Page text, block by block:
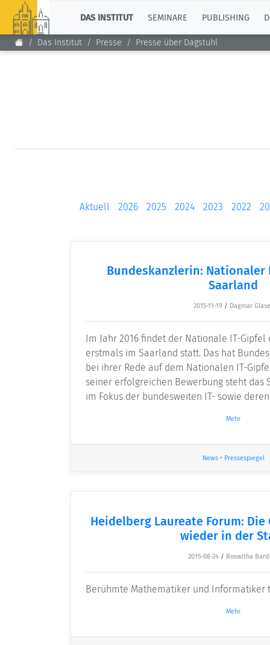
DAS INSTITUT SEMINARE PUBLISHING
Das Institut Presse Presse über Dagstuhl
Aktuell 2026 2025 2024 2023 2022
Bundeskanzlerin: Nationaler
Saarland
2015-11-19 / Dagmar
Im Jahr 2016 findet der Nationale IT-
erstmals im Saarland statt. Das hat
bei ihrer Rede auf dem Nationalen IT-
seiner erfolgreichen Bewerbung steht das
im Fokus der bundesweiten IT- sowie
Mehr
News• Pressespiegel
Heidelberg Laureate Forum:
wieder in der
2015-08-24 / Roswitha
Berühmte Mathematiker und Informatiker
Mehr